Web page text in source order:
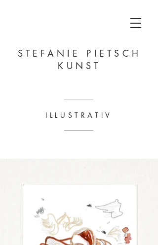
STEFANIE PIETSCH
KUNST
ILLUSTRATIV